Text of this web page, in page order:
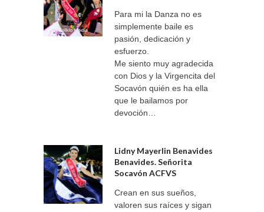
Para mi la Danza no es
simplemente baile es
pasión, dedicación y
esfuerzo.
Me siento muy agradecida
con Dios y la Virgencita del
Socavón quién es ha ella
que le bailamos por
devoción…
Lidny Mayerlin Benavides
Benavides. Señorita
Socavón ACFVS
Crean en sus sueños,
valoren sus raíces y sigan